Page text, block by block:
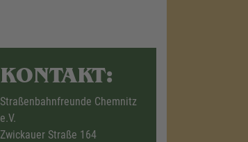
KONTAKT:
Straßenbahnfreunde Chemnitz
e.V.
Zwickauer Straße 164